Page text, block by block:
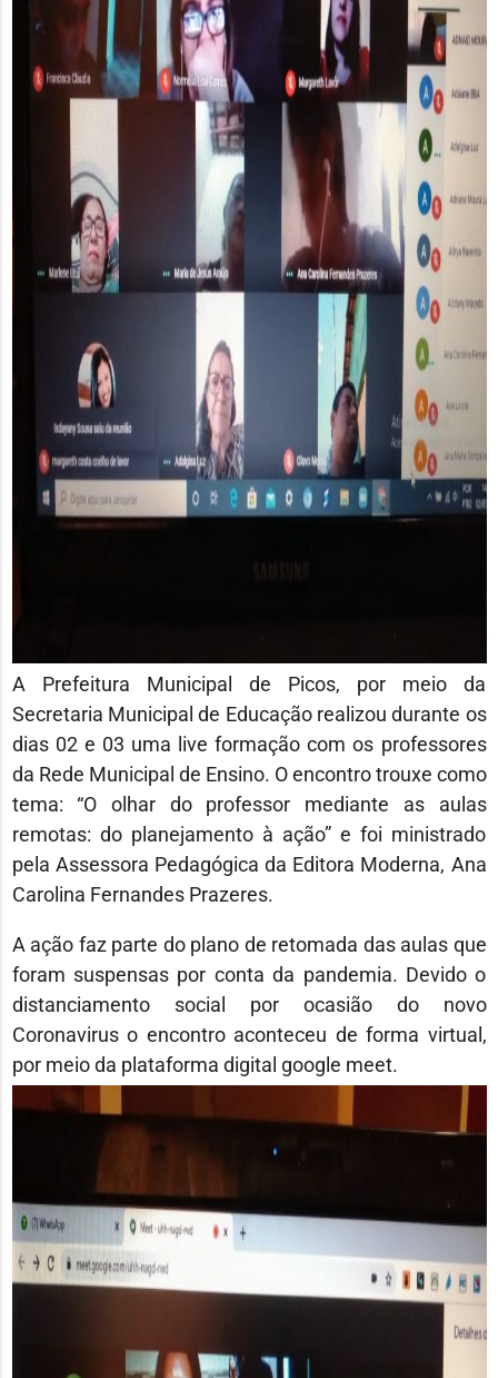
A Prefeitura Municipal de Picos, por meio da
Secretaria Municipal de Educação realizou durante os
dias 02 e 03 uma live formação com os professores
da Rede Municipal de Ensino. O encontro trouxe como
tema: “O olhar do professor mediante as aulas
remotas: do planejamento à ação” e foi ministrado
pela Assessora Pedagógica da Editora Moderna, Ana
Carolina Fernandes Prazeres.
A ação faz parte do plano de retomada das aulas que
foram suspensas por conta da pandemia. Devido o
distanciamento social por ocasião do novo
Coronavirus o encontro aconteceu de forma virtual,
por meio da plataforma digital google meet.